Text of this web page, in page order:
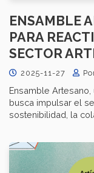
ENSAMBLE
PARA
SECTOR
2025-11-27
Ensamble
busca impulsar el
sostenibilidad, la